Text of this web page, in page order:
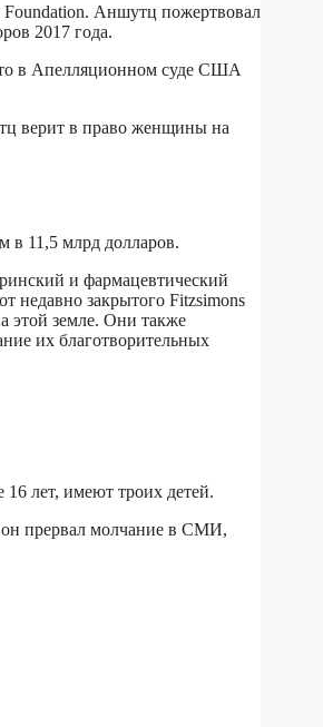
Foundation. Аншутц пожертвовал
2017 года.
в Апелляционном суде США
верит в право женщины на
в 11,5 млрд долларов.
и фармацевтический
недавно закрытого Fitzsimons
этой земле. Они также
их благотворительных
лет, имеют троих детей.
он прервал молчание в СМИ,